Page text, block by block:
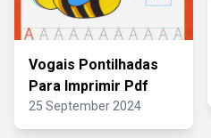
Vogais Pontilhadas
Para Imprimir Pdf
25 September 2024